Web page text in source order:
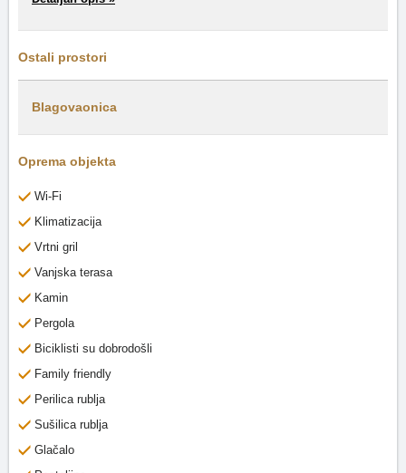
Ostali prostori
Blagovaonica
Oprema objekta
Wi-Fi
Klimatizacija
Vrtni gril
Vanjska terasa
Kamin
Pergola
Biciklisti su dobrodošli
Family friendly
Perilica rublja
Sušilica rublja
Glačalo